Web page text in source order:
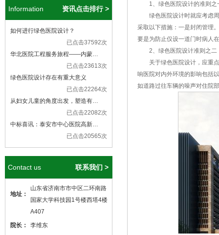
Information 资讯点击排行 >
如何进行绿色医院设计？
已点击37592次
华北医院工程服务旅程——内蒙…
已点击23613次
绿色医院设计存在有重大意义
已点击22264次
从妇女儿童的角度出发，塑造有…
已点击22082次
中标喜讯：泰安市中心医院高新…
已点击20565次
Contact us 联系我们 >
地址：
山东省济南市市中区二环南路
国家大学科技园1号楼西塔4楼
A407
院长：
李维东
1、绿色医院设计的准则之
绿色医院设计时就应考虑周
采取以下措施：一是封闭管理
要是为防止仅设一道门时病人
2、绿色医院设计准则之二
关于绿色医院设计，应重点
响医院对内外环境的影响包括
如道路过往车辆的噪声对住院